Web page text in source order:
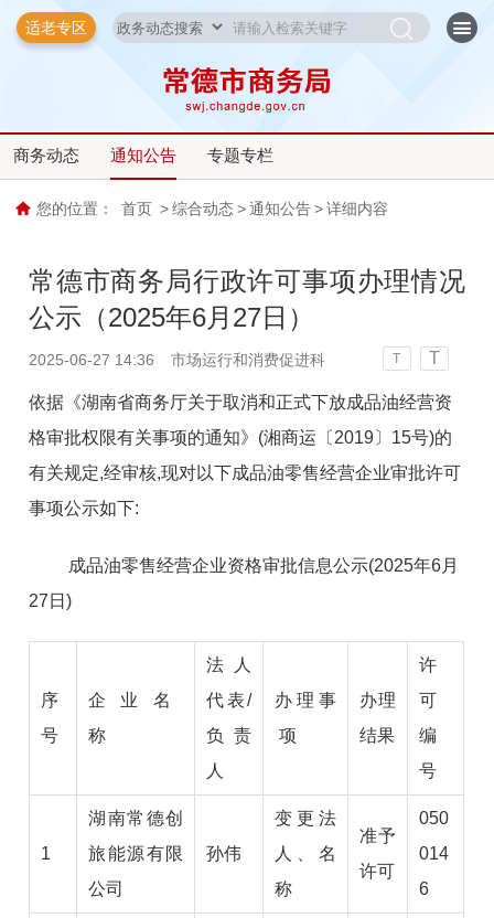
适老专区
商务动态 通知公告 专题专栏
您的位置： 首页 > 综合动态 > 通知公告 > 详细内容
常德市商务局行政许可事项办理情况
公示（2025年6月27日）
2025-06-27 14:36 市场运行和消费促进科 T T
依据《湖南省商务厅关于取消和正式下放成品油经营资
格审批权限有关事项的通知》(湘商运〔2019〕15号)的
有关规定,经审核,现对以下成品油零售经营企业审批许可
事项公示如下:
成品油零售经营企业资格审批信息公示(2025年6月
27日)
序
号
企 业
名
称
法人
代表/
负责
人
办 理 事
项
办理
结果
许
可
编
号
1
湖南常德创
旅能源有限
公司
孙伟
变更法
人、名
称
准予
许可
050
014
6